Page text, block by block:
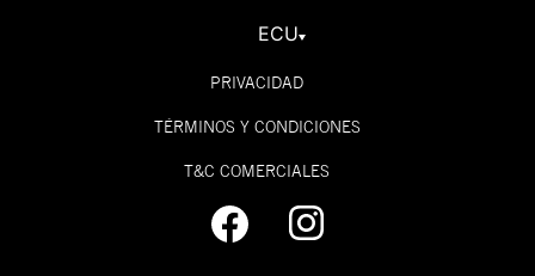
ECU
PRIVACIDAD
TÉRMINOS Y CONDICIONES
T&C COMERCIALES